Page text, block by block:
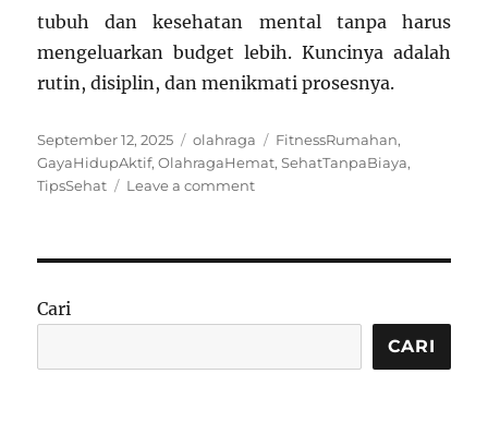
tubuh dan kesehatan mental tanpa harus
mengeluarkan budget lebih. Kuncinya adalah
rutin, disiplin, dan menikmati prosesnya.
Posted
on
September 12, 2025 Categories
olahraga Tags
FitnessRumahan,
GayaHidupAktif,OlahragaHemat,SehatTanpaBiaya,
TipsSehat
Leave a commenton
Tanpa
Kantong
Cari
CARI